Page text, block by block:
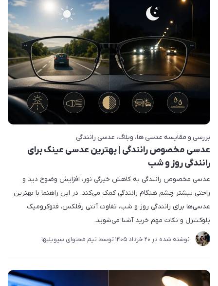
بررسی و مقایسه عدسی ها وبلاگ عدسی رانندگی
عدسی مخصوص رانندگی | بهترین عدسی عینک برای
رانندگی روز و شب
عدسی مخصوص رانندگی به کاهش خیرگی نور، افزایش وضوح دید و
راحتی بیشتر چشم هنگام رانندگی کمک می‌کند. در این راهنما با بهترین
عدسی‌ها برای رانندگی روز و شب، تفاوت آنتی رفلکس، فتوکرومیک،
بلوکنترل و نکات مهم خرید آشنا می‌شوید.
نوشته شده در 20 خرداد 1405 توسط تیم محتوای سیویلیها